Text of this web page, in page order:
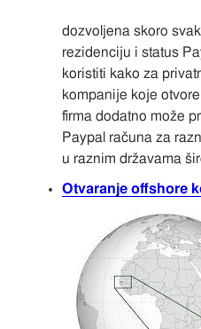
dozvoljena skoro
rezidenciju i status
koristiti kako za
kompanije koje
firma dodatno može
Paypal računa za
u raznim državama
Otvaranje offshore